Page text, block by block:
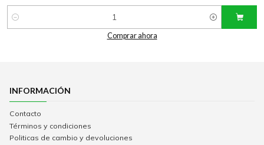
Cantidad
Comprar ahora
INFORMACIÓN
Contacto
Términos y condiciones
Politicas de cambio y devoluciones